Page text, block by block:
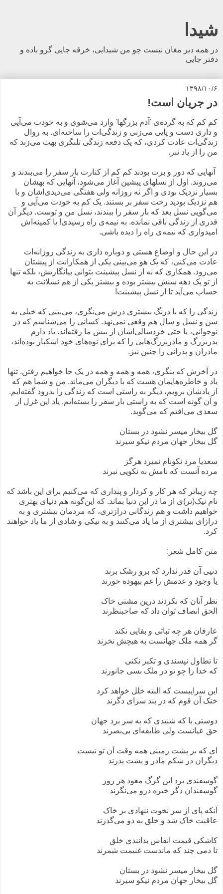
شیدا
در همه دیر مغان نیست چو من شیدایی، خرقه جایی گرو باده و
دفتر جایی
۱۳۹۸/۱۰/۶
در جریان است!
‍‌کم کم که به گرده‌ی 'آدم بزرگها' وارد می‌شوی و به خودت می‌آیی
و داری دست و پایی می‌زنی و زند‌گی‌ات را ساخته‌ای. به روال
زندگی‌ات عادت کردی، که یک دفعه زندگی تلنگری بهت می‌زند که
من را از یاد نبر.
آنهایی که دور و برت بودند کم کم از کنارت بار سفر را می‌بندند و
می‌روند. اول از نسلهای پیشین‌ آغاز می‌شود، آنهایی که بهشان
بسیار نزدیک بودی و اگر نه روزانه ولی هفتگی می‌دیدی‌اشان و با
هم نزدیک بودید رخت سفر بر بستند. یک کم به خودت می‌آیی و
می‌گویی نسل بعد که بار سفر را ببندند، نسل من و توست. دیگر آن
قدری از زندگی باقی نمانده. به نیمه‌ی راه رسیدی! یا کمینه‌اش
امیدواری که نیمه‌ی راه را دیده باشی.
در این حال و اوضاع هستی و دوباره داری به زندگی روزانه‌ات
عادت می‌کنی، که یک هو می‌بینی یکی از همکارانت از پیشتان
می‌رود. همکاری که نه از نسل پیشینت بتوانی بیانگاریش، بلکه تنها
از تو یک دهه سنش بیشتر بوده و بیشتر یکی از هم نسلانت به
حساب می‌آید تا از نسل پیشینت!
زندگی را که با درنگ بیشتری درش می‌نگری، می‌بینی که خیلی به
سن و نسل و سال هم وقعی نمی‌نهد. کسانی را می‌شناسم که در
نوجوانی، یا حتی خردسالی‌اشان از پیش ما رفته‌اند. یاد دارم
پدربزرگ و مادربزرگ‌هایی را که برای نوه‌های خود اشکبار بوده‌اند،
مادران و پدرانی را چنین نیز.
در آخرش که بنگری، همه و همه و همه در یک جا خواهیم رفتن. تنها
یاد و خاطره‌هایمان هست که با دیگران می‌ماند. من و شما هم که
از یادشان برویم، دیگر به راستی است که زندگی را بدرود گفته‌ایم.
و آن گونه است که به راستی بار سفر را بسته‌ایم. یاد این غزل از
سعدی می‌افتم که می‌گوید.
گل بیخار میسر نشود در بستان
گل بیخار جهان مردم نیکو سیرند
سعدیا مرد نکونام نمیرد هرگز
مرده آنست که نامش به نکویی نبرند
چه زیباتر که هر کار و کردار و پنداری که می‌کنیم برای این باشد که
نام نیک‌(تر)ی از ما در این دنیا بماند. که این‌گونه هم دنیای بهتری
خواهیم داشت و هم زندگانی درازتری، که مردمان بیشتری و به
درازای بیشتری از ما یاد می‌کنند و به نیکی و شادی از ما یاد خواهند
کرد.
متن کامل شعر:
دنیی آن قدر ندارد که برو رشک برند
یا وجود و عدمش را غم بیهوده خورند
نظر آنان که نکردند درین مشتی خاک
الحق انصاف توان داد که صاحبنظرند
عارفان هر چه ثباتی و بقایی نکند
گر همه ملک جهانست به هیچش نخرند
تا تطاول نپسندی و تکبر نکنی
که خدا را چو تو در ملک بسی جانورند
این سراییست که البته خلل خواهد کرد
خنک آن قوم که در بند سرای دگرند
دوستی با که شنیدی که به سر برد جهان
حق عیانست ولی طایفه‌ای بی‌بصرند
ای که بر پشت زمینی همه وقت آن تو نیست
دیگران در شکم مادر و پشت پدرند
گوسفندی برد این گرگ معود هر روز
گوسفندان دگر خیره درو می‌نگرند
آنکه پای از سر نخوت ننهادی بر خاک
عاقبت خاک شد و خلق به دو می‌گذرند
کاشکی قیمت انفاس بدانندی خلق
تا دمی چند که ماندست غنیمت شمرند
گل بیخار میسر نشود در بستان
گل بیخار جهان مردم نیکو سیرند